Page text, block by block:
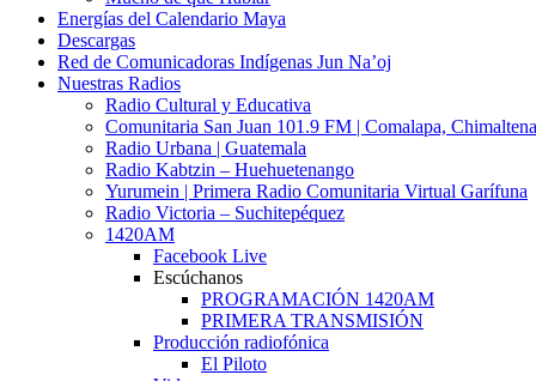
Energías del Calendario Maya
Descargas
Red de Comunicadoras Indígenas Jun Na’oj
Nuestras Radios
Radio Cultural y Educativa
Comunitaria San Juan 101.9 FM | Comalapa,
Radio Urbana | Guatemala
Radio Kabtzin – Huehuetenango
Yurumein | Primera Radio Comunitaria Virtual Garífuna
Radio Victoria – Suchitepéquez
1420AM
Facebook Live
Escúchanos
PROGRAMACIÓN 1420AM
PRIMERA TRANSMISIÓN
Producción radiofónica
El Piloto